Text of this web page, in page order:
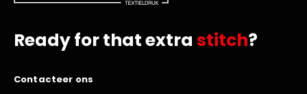
Ready for that extra stitch?
Contacteer ons